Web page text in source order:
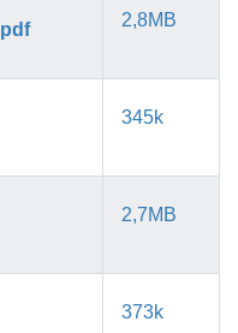
2,8MB
345k
2,7MB
373k